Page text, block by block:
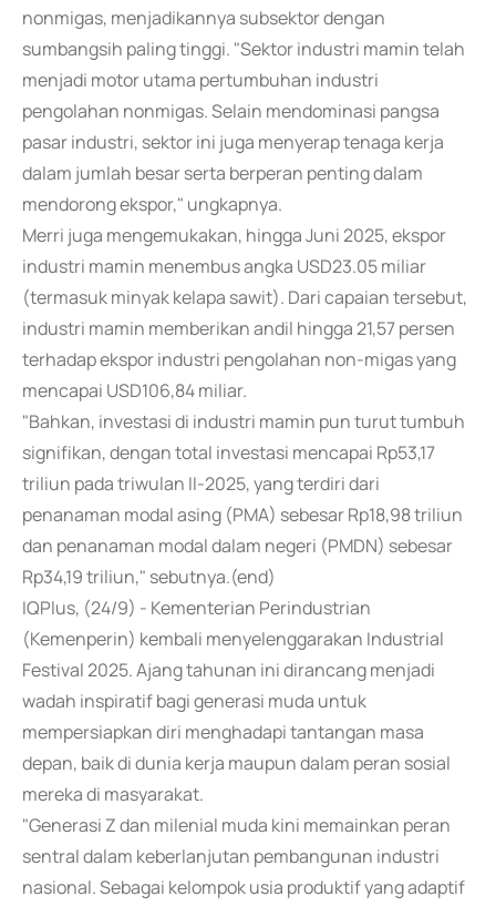
nonmigas, menjadikannya subsektor dengan
sumbangsih paling tinggi. "Sektor industri mamin telah
menjadi motor utama pertumbuhan industri
pengolahan nonmigas. Selain mendominasi pangsa
pasar industri, sektor ini juga menyerap tenaga kerja
dalam jumlah besar serta berperan penting dalam
mendorong ekspor," ungkapnya.
Merri juga mengemukakan, hingga Juni 2025, ekspor
industri mamin menembus angka USD23.05 miliar
(termasuk minyak kelapa sawit). Dari capaian tersebut,
industri mamin memberikan andil hingga 21,57 persen
terhadap ekspor industri pengolahan non-migas yang
mencapai USD106,84 miliar.
"Bahkan, investasi di industri mamin pun turut tumbuh
signifikan, dengan total investasi mencapai Rp53,17
triliun pada triwulan II-2025, yang terdiri dari
penanaman modal asing (PMA) sebesar Rp18,98 triliun
dan penanaman modal dalam negeri (PMDN) sebesar
Rp34,19 triliun," sebutnya.(end)
IQPlus, (24/9) - Kementerian Perindustrian
(Kemenperin) kembali menyelenggarakan Industrial
Festival 2025. Ajang tahunan ini dirancang menjadi
wadah inspiratif bagi generasi muda untuk
mempersiapkan diri menghadapi tantangan masa
depan, baik di dunia kerja maupun dalam peran sosial
mereka di masyarakat.
"Generasi Z dan milenial muda kini memainkan peran
sentral dalam keberlanjutan pembangunan industri
nasional. Sebagai kelompok usia produktif yang adaptif